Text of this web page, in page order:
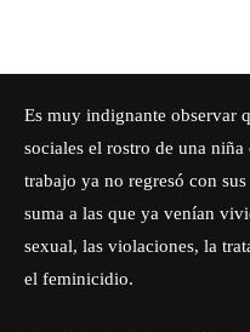
Es muy indignante observar
sociales el rostro de una
trabajo ya no regresó con
suma a las que ya venían
sexual, las violaciones, la
el feminicidio.